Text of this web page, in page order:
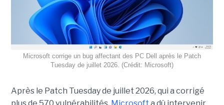
Microsoft corrige un bug affectant des PC Dell après le Patch
Tuesday de juillet 2026. (Crédit: Microsoft)
Après le Patch Tuesday de juillet 2026, qui a corrigé